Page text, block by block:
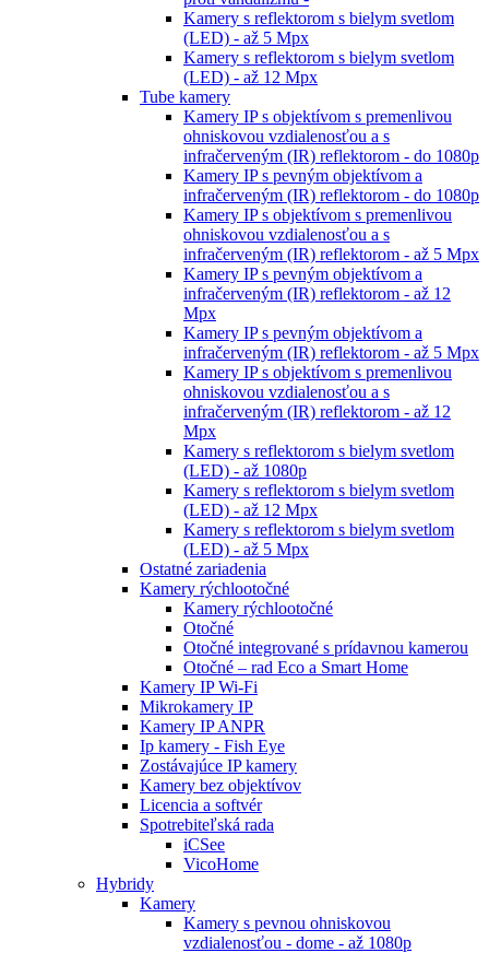
Kamery s reflektorom s bielym svetlom
(LED) - až 5 Mpx
Kamery s reflektorom s bielym svetlom
(LED) - až 12 Mpx
Tube kamery
Kamery IP s objektívom s premenlivou
ohniskovou vzdialenosťou a s
infračerveným (IR) reflektorom - do 1080p
Kamery IP s pevným objektívom a
infračerveným (IR) reflektorom - do 1080p
Kamery IP s objektívom s premenlivou
ohniskovou vzdialenosťou a s
infračerveným (IR) reflektorom - až 5 Mpx
Kamery IP s pevným objektívom a
infračerveným (IR) reflektorom - až 12
Mpx
Kamery IP s pevným objektívom a
infračerveným (IR) reflektorom - až 5 Mpx
Kamery IP s objektívom s premenlivou
ohniskovou vzdialenosťou a s
infračerveným (IR) reflektorom - až 12
Mpx
Kamery s reflektorom s bielym svetlom
(LED) - až 1080p
Kamery s reflektorom s bielym svetlom
(LED) - až 12 Mpx
Kamery s reflektorom s bielym svetlom
(LED) - až 5 Mpx
Ostatné zariadenia
Kamery rýchlootočné
Kamery rýchlootočné
Otočné
Otočné integrované s prídavnou kamerou
Otočné – rad Eco a Smart Home
Kamery IP Wi-Fi
Mikrokamery IP
Kamery IP ANPR
Ip kamery - Fish Eye
Zostávajúce IP kamery
Kamery bez objektívov
Licencia a softvér
Spotrebiteľská rada
iCSee
VicoHome
Hybridy
Kamery
Kamery s pevnou ohniskovou
vzdialenosťou - dome - až 1080p